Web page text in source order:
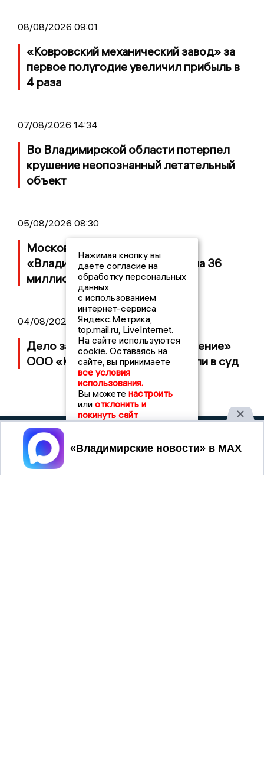
08/08/2026 09:01
«Ковровский механический завод» за
первое полугодие увеличил прибыль в
4 раза
07/08/2026 14:34
Во Владимирской области потерпел
крушение неопознанный летательный
объект
05/08/2026 08:30
Московский ЧОП подал иск к
«Владимирскому стандарту» на 36
миллионов рублей
04/08/2026 15:40
Дело застройщика ЖК «Поколение»
ООО «Капитал Строй» передали в суд
ВЛАДИМИРСКИЕ
НОВОСТИ
«Информационное агентство
Нажимая кнопку вы
даете согласие на
обработку персональных
данных
с использованием
интернет-сервиса
Яндекс.Метрика,
top.mail.ru, LiveInternet.
На сайте используются
cookie. Оставаясь на
сайте, вы принимаете
все условия
использования.
Вы можете настроить
или отклонить и
покинуть сайт
Принять